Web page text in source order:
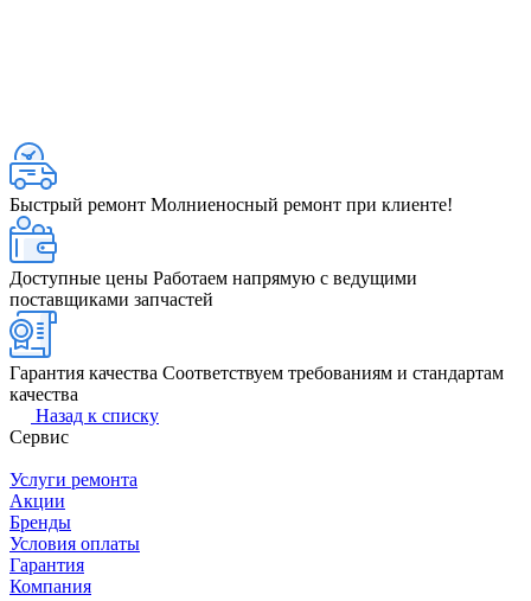
Быстрый ремонт Молниеносный ремонт при клиенте!
Доступные цены Работаем напрямую с ведущими
поставщиками запчастей
Гарантия качества Соответствуем требованиям и стандартам
качества
Назад к списку
Сервис
Услуги ремонта
Акции
Бренды
Условия оплаты
Гарантия
Компания